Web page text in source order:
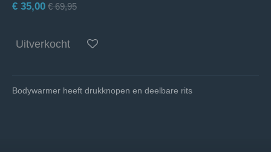
€ 35,00 € 69,95
Uitverkocht
Bodywarmer heeft drukknopen en deelbare rits